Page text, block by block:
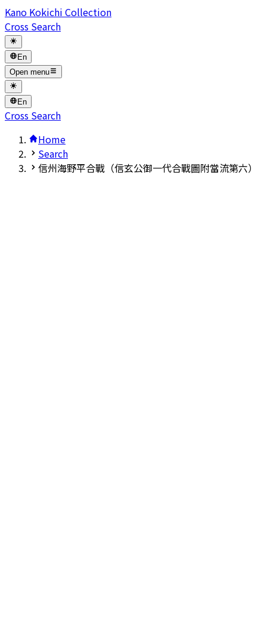
Kano Kokichi Collection
Cross Search
En
Open menu
En
Cross Search
Home
Search
信州海野平合戰（信玄公御一代合戰圖附當流第六）